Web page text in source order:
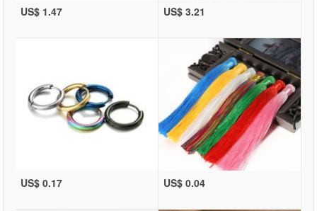
US$ 1.47 US$ 3.21
US$ 0.17 US$ 0.04